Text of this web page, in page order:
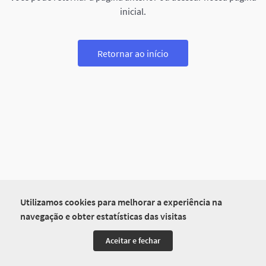
Utilizamos cookies para melhorar a experiência na
navegação e obter estatísticas das visitas
Aceitar e fechar
inicial.
Retornar ao início